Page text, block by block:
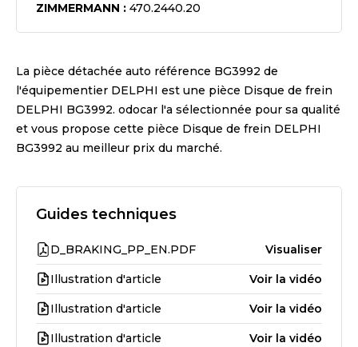
ZIMMERMANN : 470.2440.20
La pièce détachée auto référence BG3992 de
l'équipementier DELPHI est une pièce Disque de frein
DELPHI BG3992. odocar l'a sélectionnée pour sa qualité
et vous propose cette pièce Disque de frein DELPHI
BG3992 au meilleur prix du marché.
Guides techniques
D_BRAKING_PP_EN.PDF Visualiser
Illustration d'article Voir la vidéo
Illustration d'article Voir la vidéo
Illustration d'article Voir la vidéo